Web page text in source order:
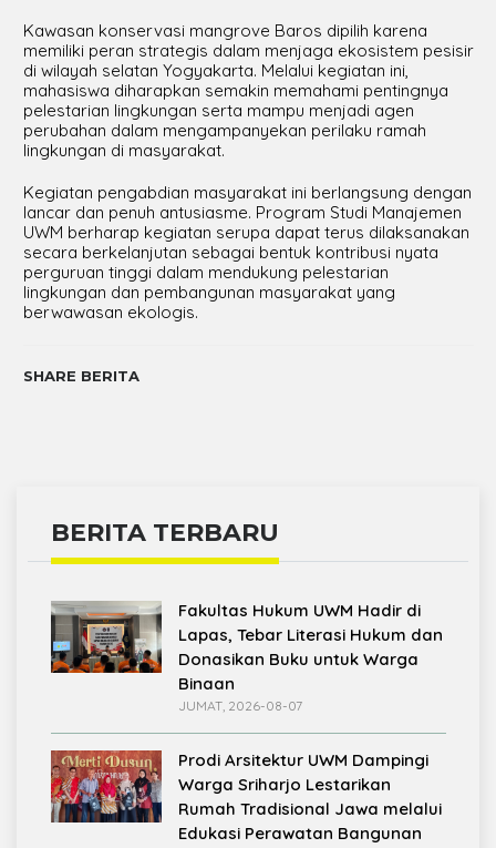
Kawasan konservasi mangrove Baros dipilih karena
memiliki peran strategis dalam menjaga ekosistem pesisir
di wilayah selatan Yogyakarta. Melalui kegiatan ini,
mahasiswa diharapkan semakin memahami pentingnya
pelestarian lingkungan serta mampu menjadi agen
perubahan dalam mengampanyekan perilaku ramah
lingkungan di masyarakat.
Kegiatan pengabdian masyarakat ini berlangsung dengan
lancar dan penuh antusiasme. Program Studi Manajemen
UWM berharap kegiatan serupa dapat terus dilaksanakan
secara berkelanjutan sebagai bentuk kontribusi nyata
perguruan tinggi dalam mendukung pelestarian
lingkungan dan pembangunan masyarakat yang
berwawasan ekologis.
SHARE BERITA
BERITA TERBARU
Fakultas Hukum UWM Hadir di
Lapas, Tebar Literasi Hukum dan
Donasikan Buku untuk Warga
Binaan
JUMAT, 2026-08-07
Prodi Arsitektur UWM Dampingi
Warga Sriharjo Lestarikan
Rumah Tradisional Jawa melalui
Edukasi Perawatan Bangunan